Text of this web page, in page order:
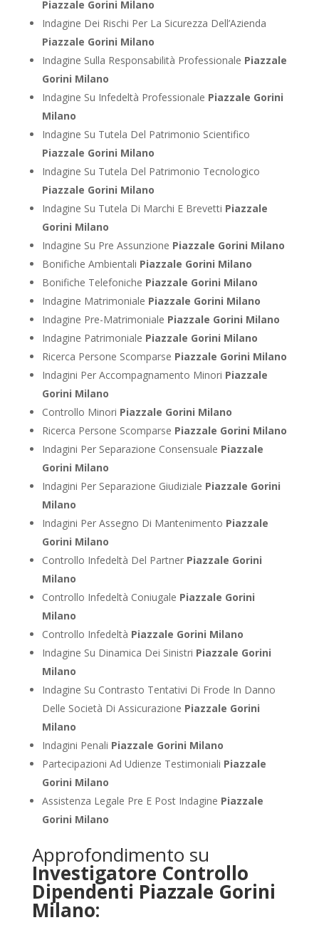
Piazzale Gorini Milano
Indagine Dei Rischi Per La Sicurezza Dell’Azienda
Piazzale Gorini Milano
Indagine Sulla Responsabilità Professionale Piazzale
Gorini Milano
Indagine Su Infedeltà Professionale Piazzale Gorini
Milano
Indagine Su Tutela Del Patrimonio Scientifico
Piazzale Gorini Milano
Indagine Su Tutela Del Patrimonio Tecnologico
Piazzale Gorini Milano
Indagine Su Tutela Di Marchi E Brevetti Piazzale
Gorini Milano
Indagine Su Pre Assunzione Piazzale Gorini Milano
Bonifiche Ambientali Piazzale Gorini Milano
Bonifiche Telefoniche Piazzale Gorini Milano
Indagine Matrimoniale Piazzale Gorini Milano
Indagine Pre-Matrimoniale Piazzale Gorini Milano
Indagine Patrimoniale Piazzale Gorini Milano
Ricerca Persone Scomparse Piazzale Gorini Milano
Indagini Per Accompagnamento Minori Piazzale
Gorini Milano
Controllo Minori Piazzale Gorini Milano
Ricerca Persone Scomparse Piazzale Gorini Milano
Indagini Per Separazione Consensuale Piazzale
Gorini Milano
Indagini Per Separazione Giudiziale Piazzale Gorini
Milano
Indagini Per Assegno Di Mantenimento Piazzale
Gorini Milano
Controllo Infedeltà Del Partner Piazzale Gorini
Milano
Controllo Infedeltà Coniugale Piazzale Gorini
Milano
Controllo Infedeltà Piazzale Gorini Milano
Indagine Su Dinamica Dei Sinistri Piazzale Gorini
Milano
Indagine Su Contrasto Tentativi Di Frode In Danno
Delle Società Di Assicurazione Piazzale Gorini
Milano
Indagini Penali Piazzale Gorini Milano
Partecipazioni Ad Udienze Testimoniali Piazzale
Gorini Milano
Assistenza Legale Pre E Post Indagine Piazzale
Gorini Milano
Approfondimento su
Investigatore Controllo
Dipendenti Piazzale Gorini
Milano: